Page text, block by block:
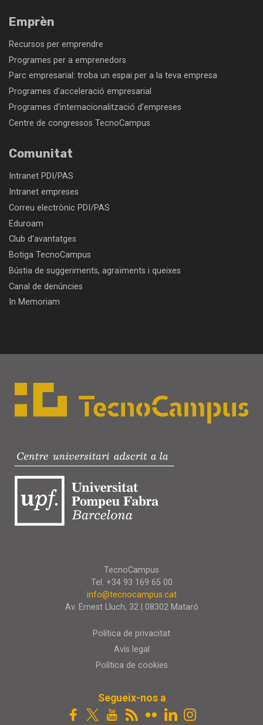
Emprèn
Recursos per emprendre
Programes per a emprenedors
Parc empresarial: troba un espai per a la teva empresa
Programes d'acceleració empresarial
Programes d'internacionalització d'empreses
Centre de congressos TecnoCampus
Comunitat
Intranet PDI/PAS
Intranet empreses
Correu electrònic PDI/PAS
Eduroam
Club d'avantatges
Botiga TecnoCampus
Bústia de suggeriments, agraïments i queixes
Canal de denúncies
In Memoriam
TecnoCampus
Tel. +34 93 169 65 00
info@tecnocampus.cat
Av. Ernest Lluch, 32 | 08302 Mataró
Política de privacitat
Avís legal
Política de cookies
Segueix-nos a